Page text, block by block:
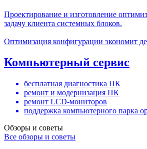
Проектирование и изготовление
задачу клиента системных блоков.
Оптимизация конфигурации экономит
Компьютерный сервис
бесплатная диагностика ПК
ремонт и модернизация ПК
ремонт LCD-мониторов
поддержка компьютерного парка
Обзоры и советы
Все обзоры и советы